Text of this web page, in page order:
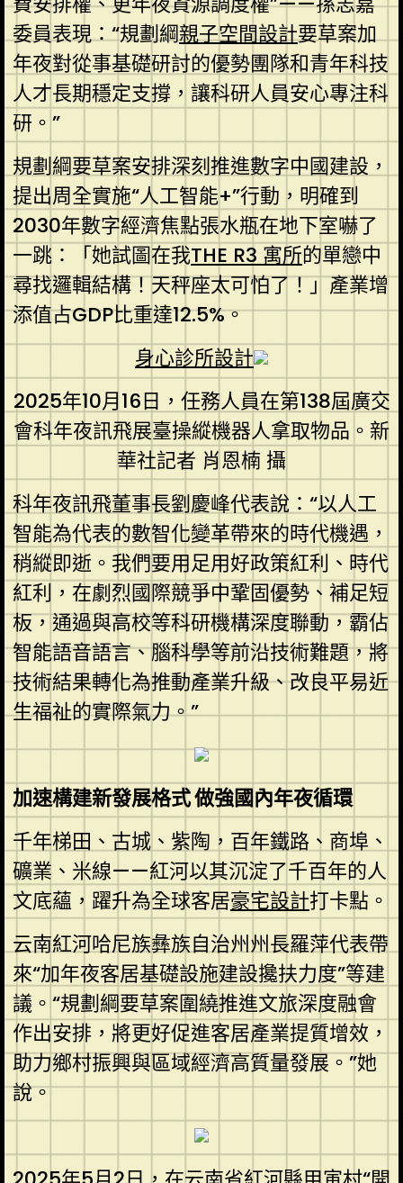
委員表現：“規劃綱親子空間設計要草案加
年夜對從事基礎研討的優勢團隊和青年科技
人才長期穩定支撐，讓科研人員安心專注科
研。”
規劃綱要草案安排深刻推進數字中國建設，
提出周全實施“人工智能+”行動，明確到
2030年數字經濟焦點張水瓶在地下室嚇了
一跳：「她試圖在我THE R3 寓所的單戀中
尋找邏輯結構！天秤座太可怕了！」產業增
添值占GDP比重達12.5%。
身心診所設計
2025年10月16日，任務人員在第138屆廣交
會科年夜訊飛展臺操縱機器人拿取物品。新
華社記者 肖恩楠 攝
科年夜訊飛董事長劉慶峰代表說：“以人工
智能為代表的數智化變革帶來的時代機遇，
稍縱即逝。我們要用足用好政策紅利、時代
紅利，在劇烈國際競爭中鞏固優勢、補足短
板，通過與高校等科研機構深度聯動，霸佔
智能語音語言、腦科學等前沿技術難題，將
技術結果轉化為推動產業升級、改良平易近
生福祉的實際氣力。”
加速構建新發展格式 做強國內年夜循環
千年梯田、古城、紫陶，百年鐵路、商埠、
礦業、米線——紅河以其沉淀了千百年的人
文底蘊，躍升為全球客居豪宅設計打卡點。
云南紅河哈尼族彝族自治州州長羅萍代表帶
來“加年夜客居基礎設施建設攙扶力度”等建
議。“規劃綱要草案圍繞推進文旅深度融會
作出安排，將更好促進客居產業提質增效，
助力鄉村振興與區域經濟高質量發展。”她
說。